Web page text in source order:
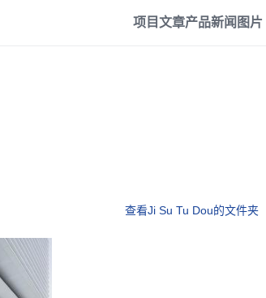
项目文章产品新闻 图片
查看Ji Su Tu Dou的文件夹